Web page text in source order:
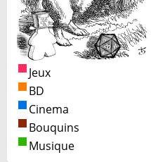
Jeux
BD
Cinema
Bouquins
Musique